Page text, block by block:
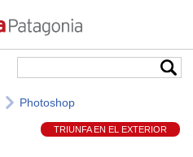
Photoshop
TRIUNFA EN EL EXTERIOR